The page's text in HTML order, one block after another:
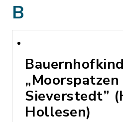
B
„Moorspatzen
Sieverstedt”
Hollesen)